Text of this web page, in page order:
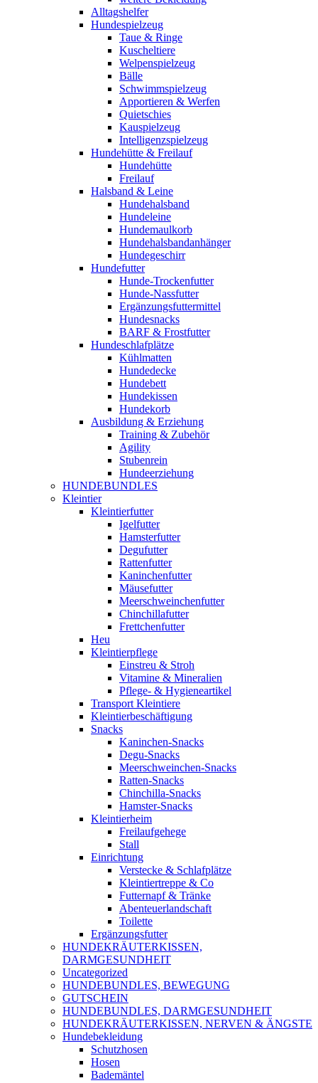
Alltagshelfer
Hundespielzeug
Taue & Ringe
Kuscheltiere
Welpenspielzeug
Bälle
Schwimmspielzeug
Apportieren & Werfen
Quietschies
Kauspielzeug
Intelligenzspielzeug
Hundehütte & Freilauf
Hundehütte
Freilauf
Halsband & Leine
Hundehalsband
Hundeleine
Hundemaulkorb
Hundehalsbandanhänger
Hundegeschirr
Hundefutter
Hunde-Trockenfutter
Hunde-Nassfutter
Ergänzungsfuttermittel
Hundesnacks
BARF & Frostfutter
Hundeschlafplätze
Kühlmatten
Hundedecke
Hundebett
Hundekissen
Hundekorb
Ausbildung & Erziehung
Training & Zubehör
Agility
Stubenrein
Hundeerziehung
HUNDEBUNDLES
Kleintier
Kleintierfutter
Igelfutter
Hamsterfutter
Degufutter
Rattenfutter
Kaninchenfutter
Mäusefutter
Meerschweinchenfutter
Chinchillafutter
Frettchenfutter
Heu
Kleintierpflege
Einstreu & Stroh
Vitamine & Mineralien
Pflege- & Hygieneartikel
Transport Kleintiere
Kleintierbeschäftigung
Snacks
Kaninchen-Snacks
Degu-Snacks
Meerschweinchen-Snacks
Ratten-Snacks
Chinchilla-Snacks
Hamster-Snacks
Kleintierheim
Freilaufgehege
Stall
Einrichtung
Verstecke & Schlafplätze
Kleintiertreppe & Co
Futternapf & Tränke
Abenteuerlandschaft
Toilette
Ergänzungsfutter
HUNDEKRÄUTERKISSEN,
DARMGESUNDHEIT
Uncategorized
HUNDEBUNDLES, BEWEGUNG
GUTSCHEIN
HUNDEBUNDLES, DARMGESUNDHEIT
HUNDEKRÄUTERKISSEN, NERVEN & ÄNGSTE
Hundebekleidung
Schutzhosen
Hosen
Bademäntel